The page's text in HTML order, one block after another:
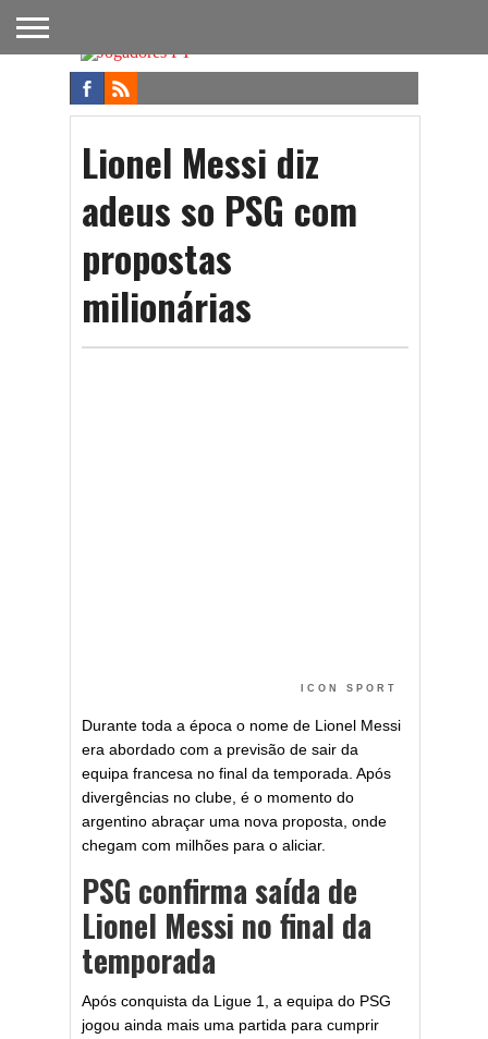
FUTEBOL
NACIONAL
FUTEBOL
INTERNACIONAL
NOTÍCIAS
ONDE
ASSISTIR
FUTEBOL
NA TV
APOSTAS
Lionel Messi diz
adeus so PSG com
propostas
milionárias
ICON SPORT
Durante toda a época o nome de Lionel Messi
era abordado com a previsão de sair da
equipa francesa no final da temporada. Após
divergências no clube, é o momento do
argentino abraçar uma nova proposta, onde
chegam com milhões para o aliciar.
PSG confirma saída de
Lionel Messi no final da
temporada
Após conquista da Ligue 1, a equipa do PSG
jogou ainda mais uma partida para cumprir